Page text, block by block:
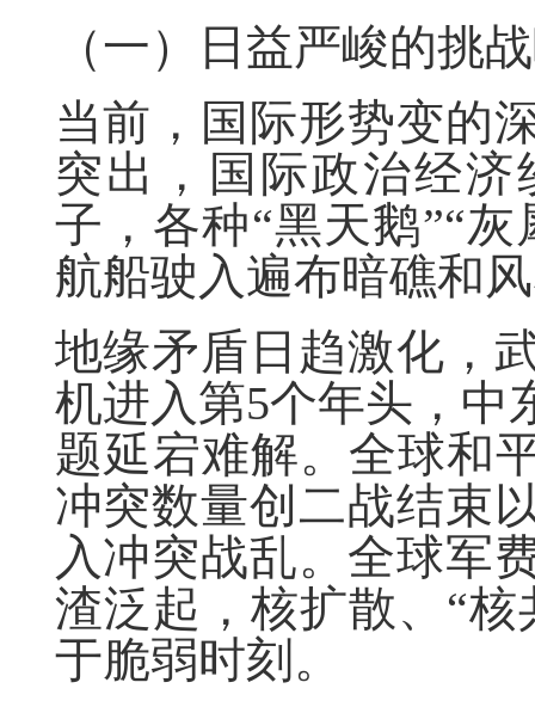
（一）日益严峻的挑
当前，国际形势变的
突出，国际政治经
子，各种“黑天鹅”“
航船驶入遍布暗礁和
地缘矛盾日趋激化，
机进入第5个年头，中
题延宕难解。全球和
冲突数量创二战结束
入冲突战乱。全球军
渣泛起，核扩散、“
于脆弱时刻。